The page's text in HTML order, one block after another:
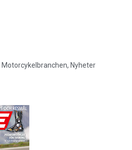
Motorcykelbranchen, Nyheter